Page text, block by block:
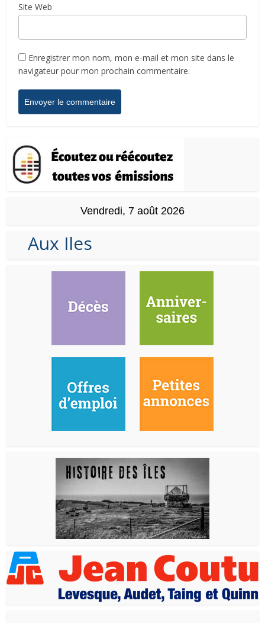
Site Web
Enregistrer mon nom, mon e-mail et mon site dans le
navigateur pour mon prochain commentaire.
Vendredi, 7 août 2026
Aux Iles